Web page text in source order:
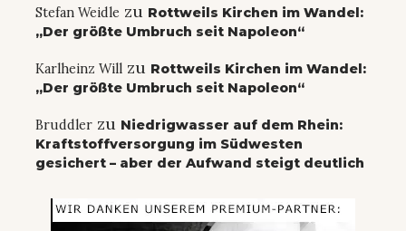
Stefan Weidle zu Rottweils Kirchen im Wandel:
„Der größte Umbruch seit Napoleon“
Karlheinz Will zu Rottweils Kirchen im Wandel:
„Der größte Umbruch seit Napoleon“
Bruddler zu Niedrigwasser auf dem Rhein:
Kraftstoffversorgung im Südwesten
gesichert – aber der Aufwand steigt deutlich